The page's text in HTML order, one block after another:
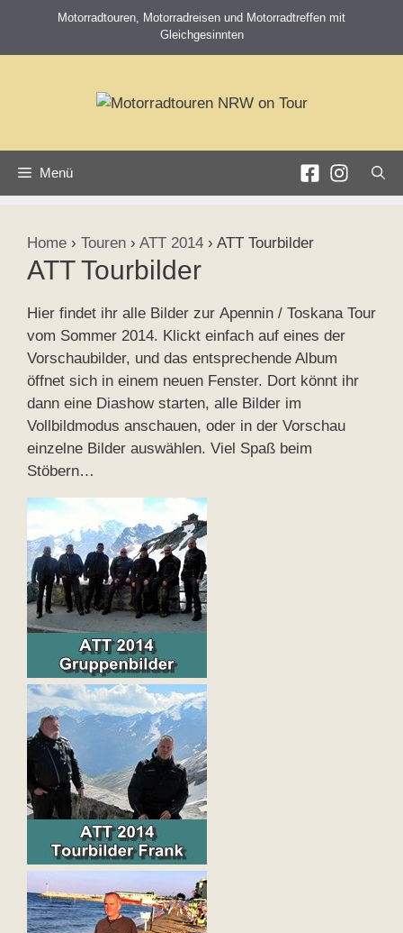
springen
Motorradtouren, Motorradreisen und Motorradtreffen mit
Gleichgesinnten
Menü
Home › Touren › ATT 2014 › ATT Tourbilder
ATT Tourbilder
Hier findet ihr alle Bilder zur Apennin / Toskana Tour
vom Sommer 2014. Klickt einfach auf eines der
Vorschaubilder, und das entsprechende Album
öffnet sich in einem neuen Fenster. Dort könnt ihr
dann eine Diashow starten, alle Bilder im
Vollbildmodus anschauen, oder in der Vorschau
einzelne Bilder auswählen. Viel Spaß beim
Stöbern…